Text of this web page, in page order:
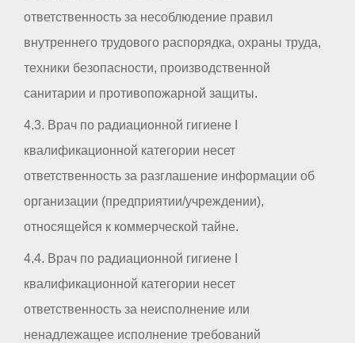
ответственность за несоблюдение правил
внутреннего трудового распорядка, охраны труда,
техники безопасности, производственной
санитарии и противопожарной защиты.
4.3. Врач по радиационной гигиене I
квалификационной категории несет
ответственность за разглашение информации об
организации (предприятии/учреждении),
относящейся к коммерческой тайне.
4.4. Врач по радиационной гигиене I
квалификационной категории несет
ответственность за неисполнение или
ненадлежащее исполнение требований